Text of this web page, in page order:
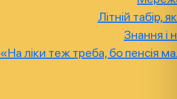
Літній табір,
Знання і
«На ліки теж треба, бо пенсія